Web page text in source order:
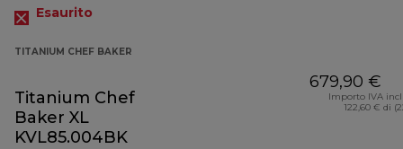
Esaurito
TITANIUM CHEF BAKER
Titanium Chef
Baker XL
KVL85.004BK
679,90 €
Importo IVA
122,60 € di